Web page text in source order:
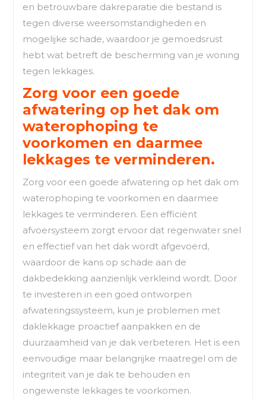
en betrouwbare dakreparatie die bestand is
tegen diverse weersomstandigheden en
mogelijke schade, waardoor je gemoedsrust
hebt wat betreft de bescherming van je woning
tegen lekkages.
Zorg voor een goede
afwatering op het dak om
waterophoping te
voorkomen en daarmee
lekkages te verminderen.
Zorg voor een goede afwatering op het dak om
waterophoping te voorkomen en daarmee
lekkages te verminderen. Een efficiënt
afvoersysteem zorgt ervoor dat regenwater snel
en effectief van het dak wordt afgevoerd,
waardoor de kans op schade aan de
dakbedekking aanzienlijk verkleind wordt. Door
te investeren in een goed ontworpen
afwateringssysteem, kun je problemen met
daklekkage proactief aanpakken en de
duurzaamheid van je dak verbeteren. Het is een
eenvoudige maar belangrijke maatregel om de
integriteit van je dak te behouden en
ongewenste lekkages te voorkomen.